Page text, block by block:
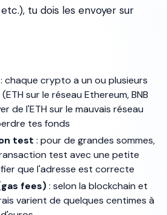
tu dois les envoyer sur
: chaque crypto a un ou plusieurs
sur le réseau Ethereum, BNB
de l'ETH sur le mauvais réseau
tes fonds
test : pour de grandes sommes,
test avec une petite
que l'adresse est correcte
fees): selon la blockchain et
varient de quelques centimes à